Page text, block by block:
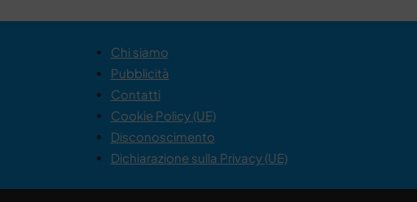
Chi siamo
Pubblicità
Contatti
Cookie Policy (UE)
Disconoscimento
Dichiarazione sulla Privacy (UE)